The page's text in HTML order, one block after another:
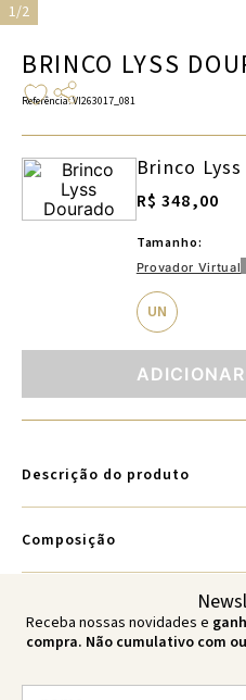
1/2
BRINCO LYSS
Referência:VI263017_081
Brinco
R$ 348,00
Tamanho:
Provador Virtual
UN
Descrição do produto
Composição
Receba nossas novidades e
compra. Não cumulativo com